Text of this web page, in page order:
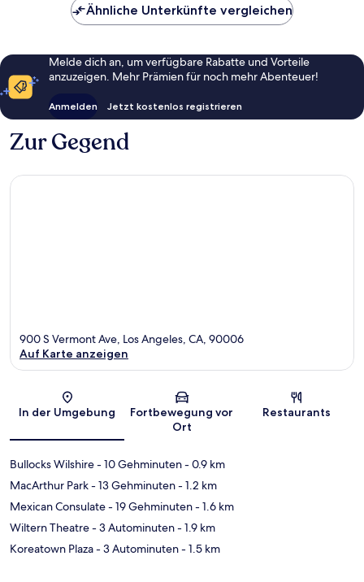
Ähnliche Unterkünfte vergleichen
Melde dich an, um verfügbare Rabatte und Vorteile
anzuzeigen. Mehr Prämien für noch mehr Abenteuer!
Anmelden Jetzt kostenlos registrieren
Zur Gegend
Karte
900 S Vermont Ave, Los Angeles, CA, 90006
Auf Karte anzeigen
In der Umgebung
Fortbewegung vor
Ort
Restaurants
Bullocks Wilshire- 10 Gehminuten- 0.9 km
MacArthur Park- 13 Gehminuten- 1.2 km
Mexican Consulate- 19 Gehminuten- 1.6 km
Wiltern Theatre- 3 Autominuten- 1.9 km
Koreatown Plaza- 3 Autominuten- 1.5 km